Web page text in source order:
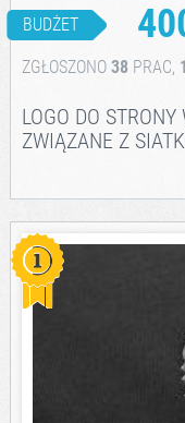
BUDŻET
ZGŁOSZONO 38PRAC,
LOGO DO
ZWIĄZANE Z